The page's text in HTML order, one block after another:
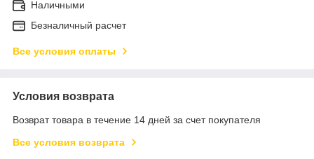
Наличными
Безналичный расчет
Все условия оплаты
Условия возврата
Возврат товара в течение 14 дней за счет покупателя
Все условия возврата